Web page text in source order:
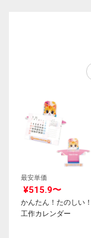
最安単価
¥515.9〜
かんたん！たのしい！
工作カレンダー